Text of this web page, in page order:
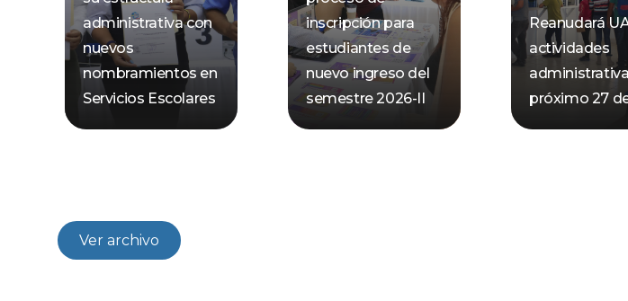
administrativa con
nuevos
nombramientos en
Servicios Escolares
inscripción para
estudiantes de
nuevo ingreso del
semestre 2026-II
Reanudará
actividades
próximo 27
Ver archivo